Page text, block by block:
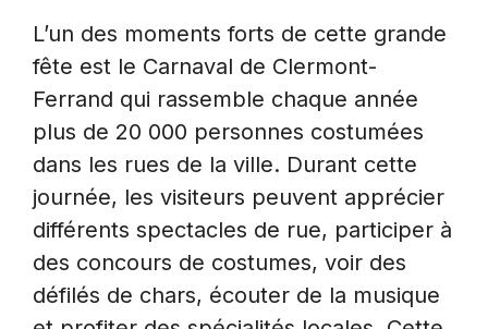
L’un des moments forts de cette grande
fête est le Carnaval de Clermont-
Ferrand qui rassemble chaque année
plus de 20 000 personnes costumées
dans les rues de la ville. Durant cette
journée, les visiteurs peuvent apprécier
différents spectacles de rue, participer à
des concours de costumes, voir des
défilés de chars, écouter de la musique